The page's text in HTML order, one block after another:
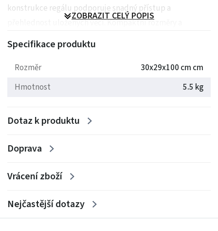
konstrukce regálu podporuje snadný přístup a
přehlednost uložených věcí. Kompaktní rozměry a
decentní barevné provedení umožňují univerzální využití
v domácnostech i kancelářích.
Rozměry: 30x29x100 cm
ZOBRAZIT CELÝ POPIS
Specifikace produktu
Rozměr
30x29x100 cm cm
Hmotnost
5.5 kg
Dotaz k produktu
Doprava
Vrácení zboží
Nejčastější dotazy